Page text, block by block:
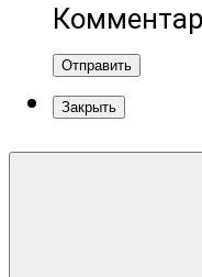
Отправить
Закрыть